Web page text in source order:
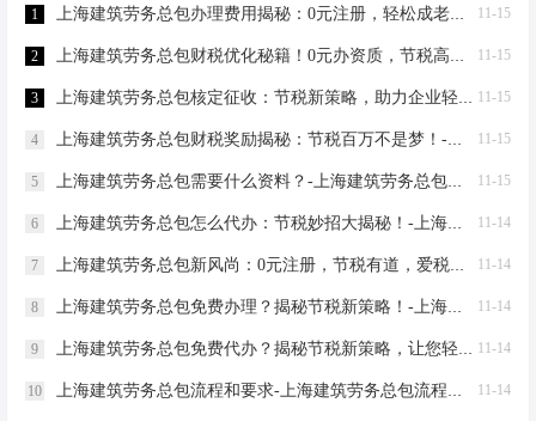
11-15
1 上海建筑劳务总包办理费用揭秘：0元注册，轻松成老板！-上海建筑劳务总包办理费用
11-15
2 上海建筑劳务总包财税优化秘籍！0元办资质，节税高达80%-上海建筑劳务总包财税优化
11-15
3 上海建筑劳务总包核定征收：节税新策略，助力企业轻装上阵！-上海建筑劳务总包核定征收
11-15
4 上海建筑劳务总包财税奖励揭秘：节税百万不是梦！-上海建筑劳务总包财税奖励
11-15
5 上海建筑劳务总包需要什么资料？-上海建筑劳务总包需要什么资料
11-14
6 上海建筑劳务总包怎么代办：节税妙招大揭秘！-上海建筑劳务总包怎么代办
11-14
7 上海建筑劳务总包新风尚：0元注册，节税有道，爱税宝助力企业轻装上阵！-上海建筑劳务总包需要到场吗？
11-14
8 上海建筑劳务总包免费办理？揭秘节税新策略！-上海建筑劳务总包免费办理吗？
11-14
9 上海建筑劳务总包免费代办？揭秘节税新策略，让您轻松成老板！-上海建筑劳务总包免费代办吗？
11-14
10 上海建筑劳务总包流程和要求-上海建筑劳务总包流程和要求